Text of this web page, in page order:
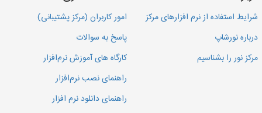
شرایط استفاده از نرم افزارهای مرکز
درباره نورشاپ
مرکز نور را بشناسیم
امور کاربران (مرکز پشتیبانی)
پاسخ به سوالات
کارگاه های آموزش نرم‌افزار
راهنمای نصب نرم‌افزار
راهنمای دانلود نرم افزار